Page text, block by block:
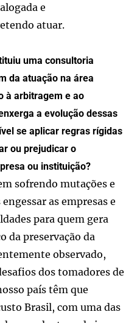
e
atuar.
uma consultoria
da atuação na área
à arbitragem e ao
a evolução dessas
se aplicar regras rígidas
ou prejudicar o
ou instituição?
sofrendo mutações e
as empresas e
para quem gera
da preservação da
observado,
dos tomadores de
país têm que
Brasil, com uma das